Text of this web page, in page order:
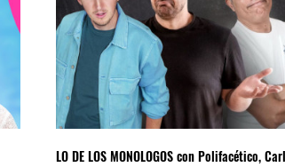
LO DE LOS MONOLOGOS con Polifacético,